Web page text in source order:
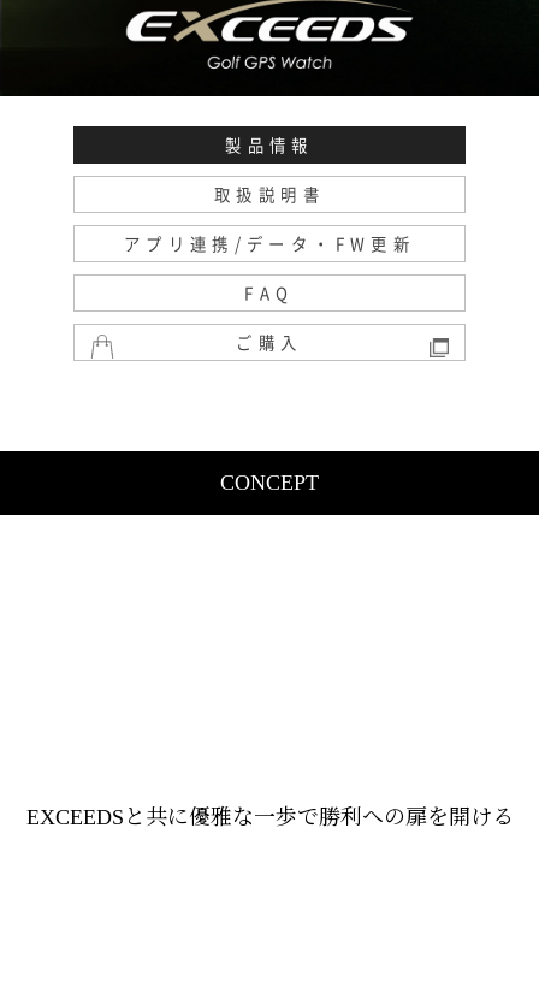
製品情報
取扱説明書
アプリ連携/データ・FW更新
FAQ
ご購入
CONCEPT
EXCEEDSと共に優雅な一歩で勝利への扉を開ける